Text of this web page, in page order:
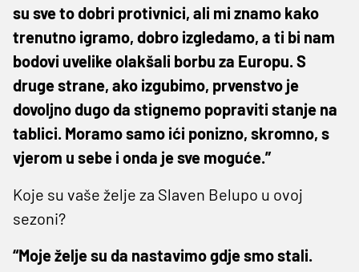
su sve to dobri protivnici, ali mi znamo kako
trenutno igramo, dobro izgledamo, a ti bi nam
bodovi uvelike olakšali borbu za Europu. S
druge strane, ako izgubimo, prvenstvo je
dovoljno dugo da stignemo popraviti stanje na
tablici. Moramo samo ići ponizno, skromno, s
vjerom u sebe i onda je sve moguće.”
Koje su vaše želje za Slaven Belupo u ovoj
sezoni?
“Moje želje su da nastavimo gdje smo stali.